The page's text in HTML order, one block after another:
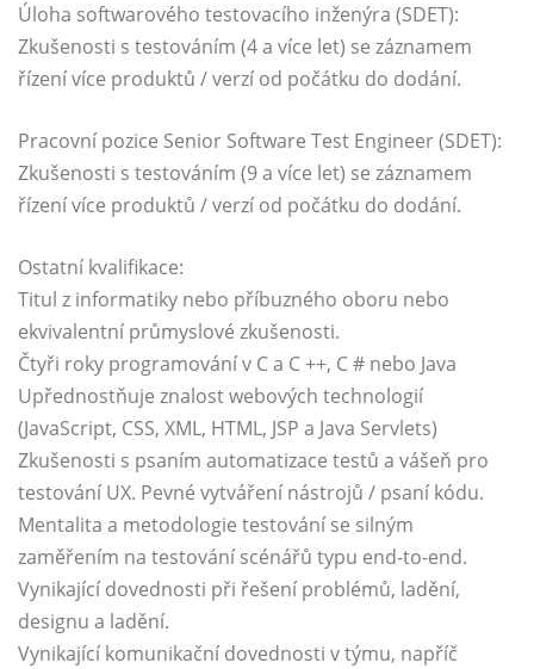
Úloha softwarového testovacího inženýra (SDET):
Zkušenosti s testováním (4 a více let) se záznamem
řízení více produktů / verzí od počátku do dodání.
Pracovní pozice Senior Software Test Engineer (SDET):
Zkušenosti s testováním (9 a více let) se záznamem
řízení více produktů / verzí od počátku do dodání.
Ostatní kvalifikace:
Titul z informatiky nebo příbuzného oboru nebo
ekvivalentní průmyslové zkušenosti.
Čtyři roky programování v C a C ++, C # nebo Java
Upřednostňuje znalost webových technologií
(JavaScript, CSS, XML, HTML, JSP a Java Servlets)
Zkušenosti s psaním automatizace testů a vášeň pro
testování UX. Pevné vytváření nástrojů / psaní kódu.
Mentalita a metodologie testování se silným
zaměřením na testování scénářů typu end-to-end.
Vynikající dovednosti při řešení problémů, ladění,
designu a ladění.
Vynikající komunikační dovednosti v týmu, napříč